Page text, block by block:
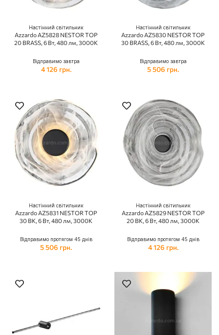
Настінний світильник
Azzardo AZ5828 NESTOR TOP
20 BRASS, 6 Вт, 480 лм, 3000К
Відправимо завтра
4 126 грн.
Настінний світильник
Azzardo AZ5830 NESTOR TOP
30 BRASS, 6 Вт, 480 лм, 3000К
Відправимо завтра
5 506 грн.
Настінний світильник
Azzardo AZ5831 NESTOR TOP
30 BK, 6 Вт, 480 лм, 3000К
Відправимо протягом 45 днів
5 506 грн.
Настінний світильник
Azzardo AZ5829 NESTOR TOP
20 BK, 6 Вт, 480 лм, 3000К
Відправимо протягом 45 днів
4 126 грн.